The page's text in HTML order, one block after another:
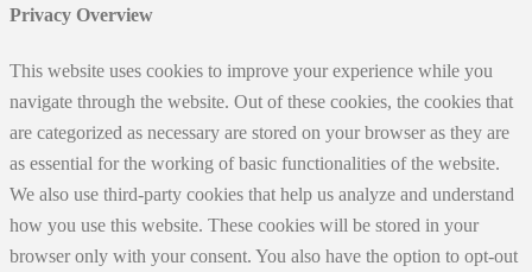
Privacy Overview
This website uses cookies to improve your experience while you
navigate through the website. Out of these cookies, the cookies that
are categorized as necessary are stored on your browser as they are
as essential for the working of basic functionalities of the website.
We also use third-party cookies that help us analyze and understand
how you use this website. These cookies will be stored in your
browser only with your consent. You also have the option to opt-out